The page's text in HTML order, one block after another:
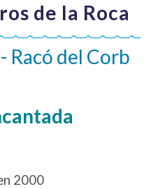
de la Roca
Racó del Corb
2000